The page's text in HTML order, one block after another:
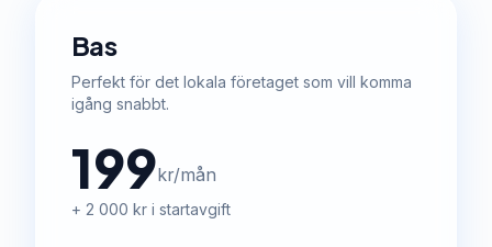
Bas
Perfekt för det lokala företaget som vill komma
igång snabbt.
199kr/mån
+ 2 000 kr i startavgift